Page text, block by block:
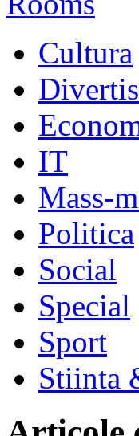
Cultura
IT
Mass-
Politica
Social
Special
Sport
Stiinta